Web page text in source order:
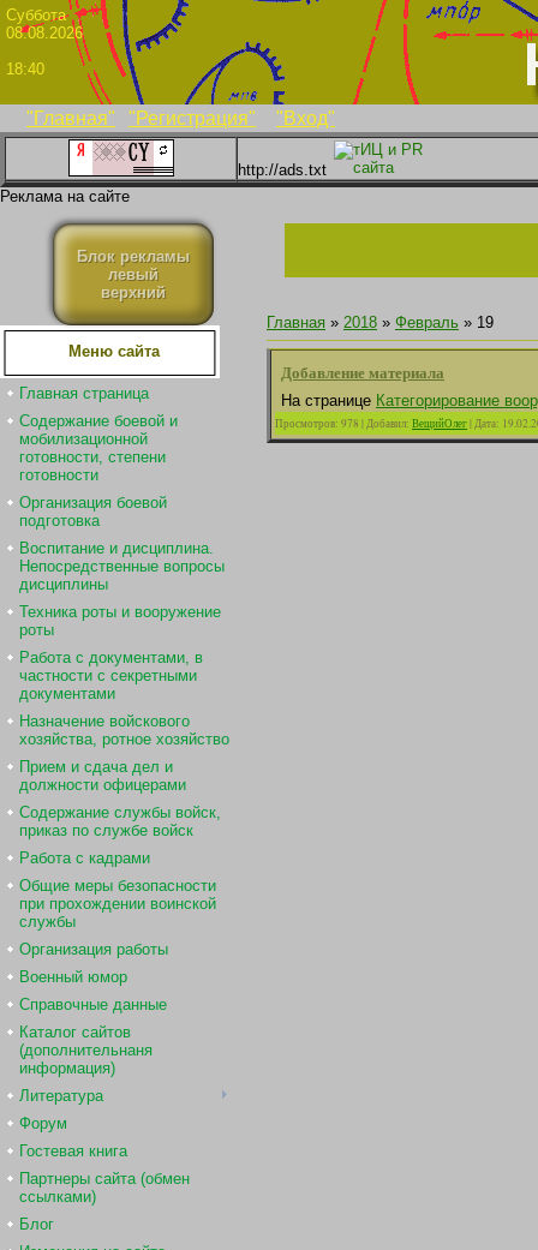
"Главная" "Регистрация" "Вход"
08.08.2026
18:40
http://ads.txt
Реклама на сайте
Блок рекламы
левый
верхний
Меню сайта
Главная страница
Содержание боевой и
мобилизационной
готовности, степени
готовности
Организация боевой
подготовка
Воспитание и дисциплина.
Непосредственные вопросы
дисциплины
Техника роты и вооружение
роты
Работа с документами, в
частности с секретными
документами
Назначение войскового
хозяйства, ротное хозяйство
Прием и сдача дел и
должности офицерами
Содержание службы войск,
приказ по службе войск
Работа с кадрами
Общие меры безопасности
при прохождении воинской
службы
Организация работы
Военный юмор
Справочные данные
Каталог сайтов
(дополнительнаня
информация)
Литература
Форум
Гостевая книга
Партнеры сайта (обмен
ссылками)
Блог
Главная » 2018 » Февраль » 19
Добавление материала
На странице Категорирование
Просмотров: 978 |Добавил: ВещийОлег|Дата: